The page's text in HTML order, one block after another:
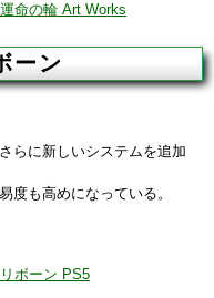
命の輪 Art Works
ーン
らに新しいシステムを追加
度も高めになっている。
ボーン PS5